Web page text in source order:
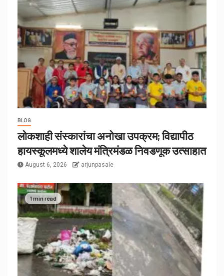
BLOG
लोकशाही संस्कारांचा अनोखा उपक्रम; विद्यापीठ
हायस्कूलमध्ये शालेय मंत्रिमंडळ निवडणूक उत्साहात
August 6, 2026 arjunpasale
1 min read